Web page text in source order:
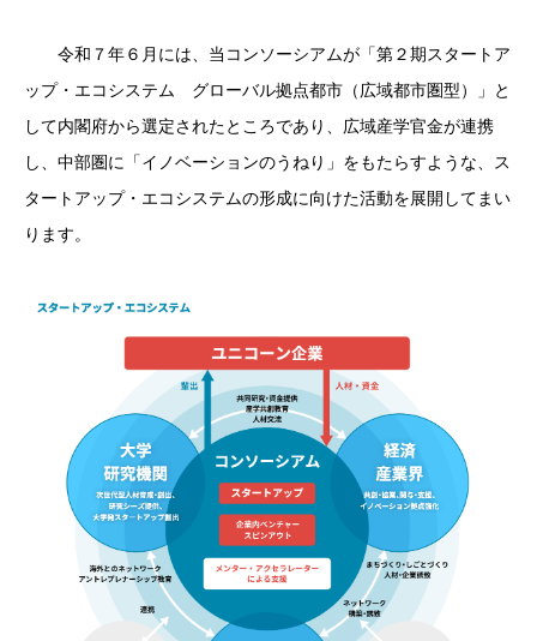
令和７年６月には、当コンソーシアムが「第２期スタートア
ップ・エコシステム グローバル拠点都市（広域都市圏型）」と
して内閣府から選定されたところであり、広域産学官金が連携
し、中部圏に「イノベーションのうねり」をもたらすような、ス
タートアップ・エコシステムの形成に向けた活動を展開してまい
ります。